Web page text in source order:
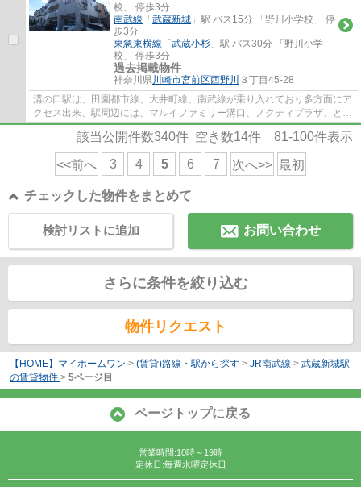
校」 停歩3分
南武線 「 武蔵新城 」駅 バス15分 「野川小学校」 停
歩3分
東急東横線 「 武蔵小杉 」駅 バス30分 「野川小学
校」 停歩3分
過去掲載物件
神奈川県川崎市宮前区西野川 ３丁目45-28
溝の口駅は、田園都市線、大井町線、南武線が乗り入れており多方面にア
クセス出来、駅周辺には、マルイファミリー溝口、ノクティプラザ、とい
ったデパートやレストラン街、イトーヨー...
該当公開件数340件 空き数14件 81-100件表示
<<前へ 3 4 5 6 7 次へ>> 最初
チェックした物件をまとめて
お問い合わせ
検討リストに追加
さらに条件を絞り込む
物件リクエスト
【HOME】マイホームワン > (賃貸)路線・駅から探す > JR南武線 > 武蔵新城駅
の賃貸物件 > 5ページ目
ページトップに戻る
営業時間:10時～19時
定休日:毎週水曜定休日